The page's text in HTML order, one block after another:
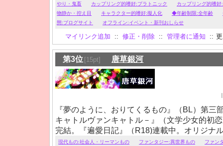
やり・鬼畜
カップリング的嗜好:プラトニック
カップリング的嗜好
物静か・控え目
キャラクター的嗜好:擬人化 ◆年齢制限:全年齢
態:ブログサイト
オフライン:イベント・新刊おしらせ
マイリンク追加 :: 修正・削除 :: 管理者に通知 ::
第3位 [15pt] 唐草銀河
『夢のように、おりてくるもの』（BL）第三
キャトルヴァンキャトル－』（文学少女的初
完結。『遍愛日記』（R18)連載中。オリジナ
１８メインでＢＬ・男女・ＧＬ（異性・同性
現代もの:社会人・リーマンもの ファンタジー:異世界もの
ファン